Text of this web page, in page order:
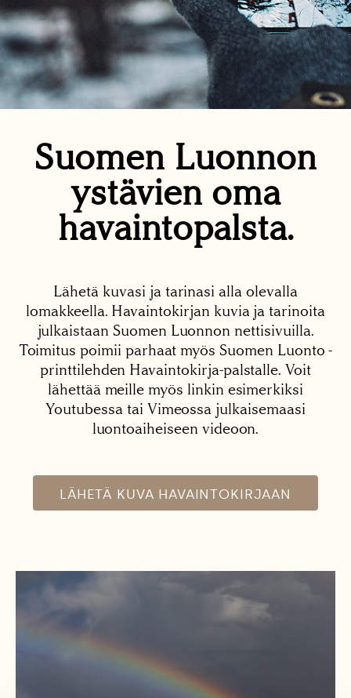
Suomen Luonnon
ystävien oma
havaintopalsta.
Lähetä kuvasi ja tarinasi alla olevalla
lomakkeella. Havaintokirjan kuvia ja tarinoita
julkaistaan Suomen Luonnon nettisivuilla.
Toimitus poimii parhaat myös Suomen Luonto -
printtilehden Havaintokirja-palstalle. Voit
lähettää meille myös linkin esimerkiksi
Youtubessa tai Vimeossa julkaisemaasi
luontoaiheiseen videoon.
LÄHETÄ KUVA HAVAINTOKIRJAAN